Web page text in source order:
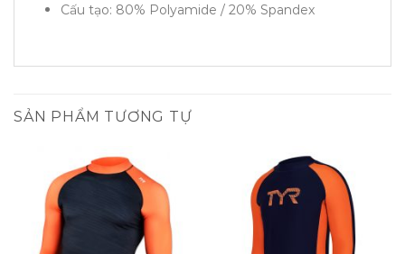
Cấu tạo: 80% Polyamide / 20% Spandex
SẢN PHẨM TƯƠNG TỰ